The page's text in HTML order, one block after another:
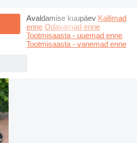
Avaldamise kuupäev Kallimad
enne Odavamad enne
Tootmisaasta - uuemad enne
Tootmisaasta - vanemad enne